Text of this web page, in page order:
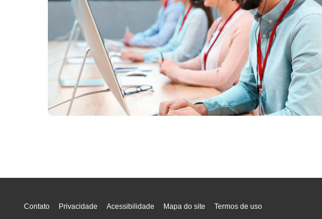
Contato Privacidade Acessibilidade Mapa do site Termos de uso